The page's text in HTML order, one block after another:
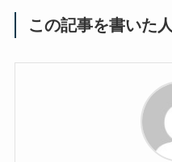
この記事を書いた人